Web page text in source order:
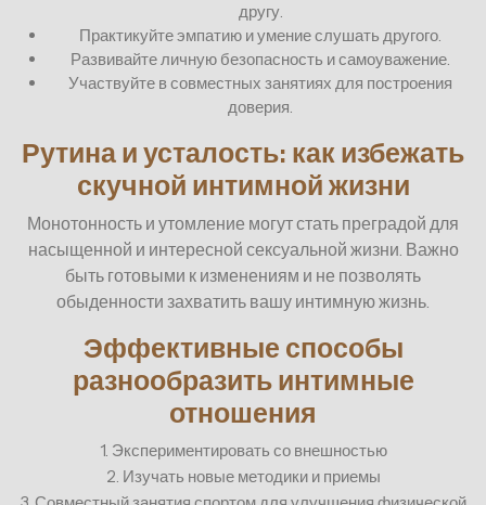
другу.
Практикуйте эмпатию и умение слушать другого.
Развивайте личную безопасность и самоуважение.
Участвуйте в совместных занятиях для построения
доверия.
Рутина и усталость: как избежать
скучной интимной жизни
Монотонность и утомление могут стать преградой для
насыщенной и интересной сексуальной жизни. Важно
быть готовыми к изменениям и не позволять
обыденности захватить вашу интимную жизнь.
Эффективные способы
разнообразить интимные
отношения
1. Экспериментировать со внешностью
2. Изучать новые методики и приемы